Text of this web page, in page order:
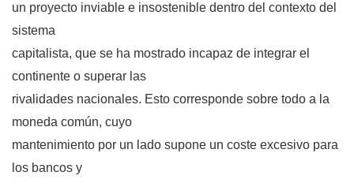
un proyecto inviable e insostenible dentro del contexto del
sistema
capitalista, que se ha mostrado incapaz de integrar el
continente o superar las
rivalidades nacionales. Esto corresponde sobre todo a la
moneda común, cuyo
mantenimiento por un lado supone un coste excesivo para
los bancos y